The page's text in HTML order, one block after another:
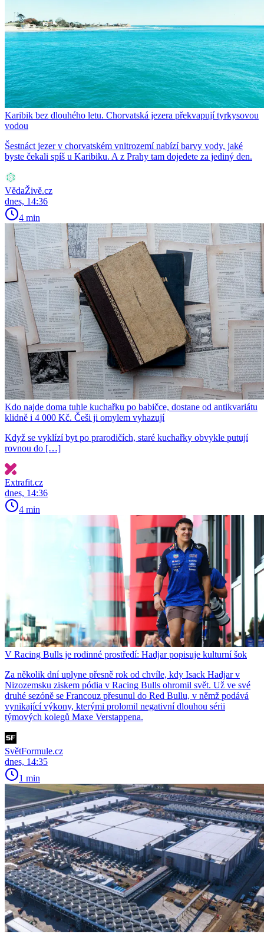
Karibik bez dlouhého letu. Chorvatská jezera překvapují tyrkysovou
vodou
Šestnáct jezer v chorvatském vnitrozemí nabízí barvy vody, jaké
byste čekali spíš u Karibiku. A z Prahy tam dojedete za jediný den.
VědaŽivě.cz
dnes, 14:36
4 min
Kdo najde doma tuhle kuchařku po babičce, dostane od antikvariátu
klidně i 4 000 Kč. Češi ji omylem vyhazují
Když se vyklízí byt po prarodičích, staré kuchařky obvykle putují
rovnou do […]
Extrafit.cz
dnes, 14:36
4 min
V Racing Bulls je rodinné prostředí: Hadjar popisuje kulturní šok
Za několik dní uplyne přesně rok od chvíle, kdy Isack Hadjar v
Nizozemsku ziskem pódia v Racing Bulls ohromil svět. Už ve své
druhé sezóně se Francouz přesunul do Red Bullu, v němž podává
vynikající výkony, kterými prolomil negativní dlouhou sérii
týmových kolegů Maxe Verstappena.
SvětFormule.cz
dnes, 14:35
1 min